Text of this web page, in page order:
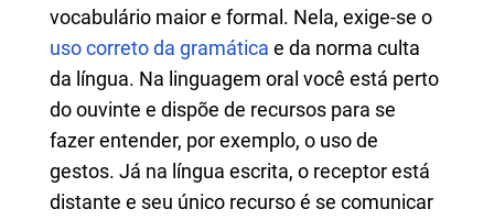
vocabulário maior e formal. Nela, exige-se o
uso correto da gramática e da norma culta
da língua. Na linguagem oral você está perto
do ouvinte e dispõe de recursos para se
fazer entender, por exemplo, o uso de
gestos. Já na língua escrita, o receptor está
distante e seu único recurso é se comunicar